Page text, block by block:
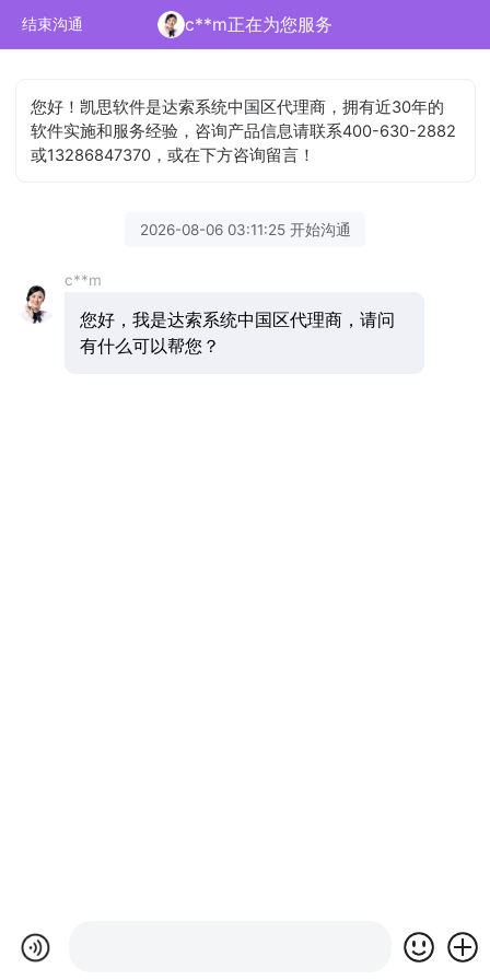
结束沟通 c**m正在为您服务
您好！凯思软件是达索系统中国区代理商，拥有近30年的
软件实施和服务经验，咨询产品信息请联系400-630-2882
或13286847370，或在下方咨询留言！
2026-08-06 03:11:25 开始沟通
c**m
您好，我是达索系统中国区代理商，请问
有什么可以帮您？